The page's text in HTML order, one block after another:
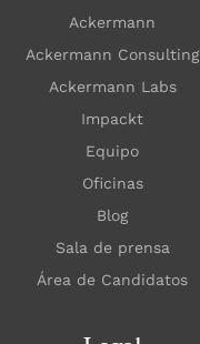
Ackermann
Ackermann Consulting
Ackermann Labs
Impackt
Equipo
Oficinas
Blog
Sala de prensa
Área de Candidatos